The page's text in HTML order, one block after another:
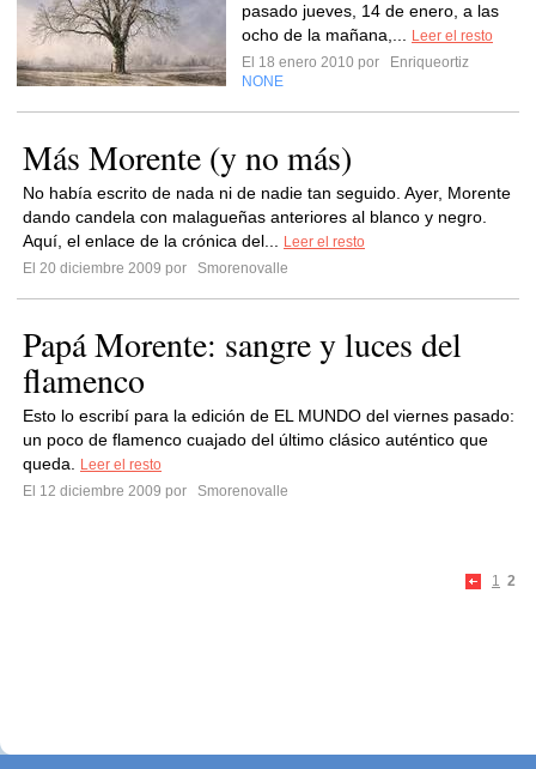
pasado jueves, 14 de enero, a las
ocho de la mañana,...
Leer el resto
El 18 enero 2010 por
Enriqueortiz
NONE
Más Morente (y no más)
No había escrito de nada ni de nadie tan seguido. Ayer, Morente
dando candela con malagueñas anteriores al blanco y negro.
Aquí, el enlace de la crónica del...
Leer el resto
El 20 diciembre 2009 por
Smorenovalle
Papá Morente: sangre y luces del
flamenco
Esto lo escribí para la edición de EL MUNDO del viernes pasado:
un poco de flamenco cuajado del último clásico auténtico que
queda.
Leer el resto
El 12 diciembre 2009 por
Smorenovalle
1 2